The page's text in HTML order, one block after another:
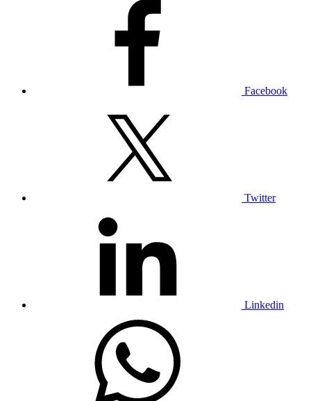
Facebook
Twitter
Linkedin